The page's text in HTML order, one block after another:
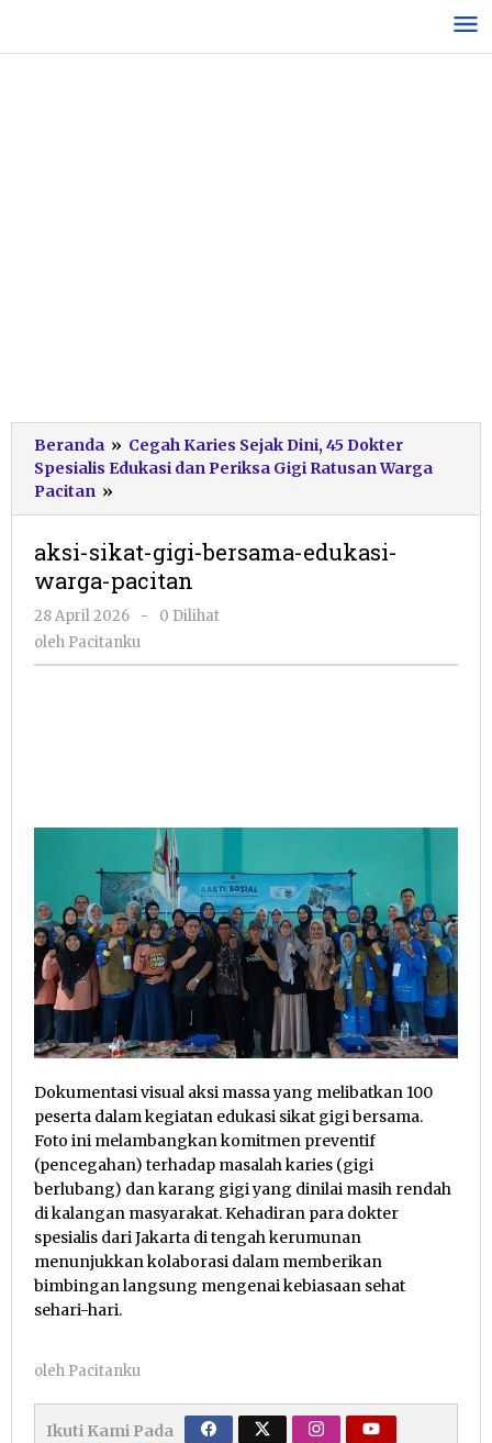
konten
Beranda » Cegah Karies Sejak Dini, 45 Dokter
Spesialis Edukasi dan Periksa Gigi Ratusan Warga
Pacitan »
sikat-
bersama-
edukasi-
warga-
aksi-sikat-gigi-bersama-edukasi-
warga-pacitan
28 April 2026
oleh
Pacitanku
-
0 Dilihat
oleh Pacitanku
Dokumentasi visual aksi massa yang melibatkan 100
peserta dalam kegiatan edukasi sikat gigi bersama.
Foto ini melambangkan komitmen preventif
(pencegahan) terhadap masalah karies (gigi
berlubang) dan karang gigi yang dinilai masih rendah
di kalangan masyarakat. Kehadiran para dokter
spesialis dari Jakarta di tengah kerumunan
menunjukkan kolaborasi dalam memberikan
bimbingan langsung mengenai kebiasaan sehat
sehari-hari.
oleh Pacitanku
Ikuti Kami Pada